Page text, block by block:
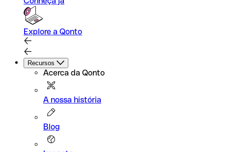
Explore a Qonto
Recursos
Acerca da Qonto
A nossa história
Blog